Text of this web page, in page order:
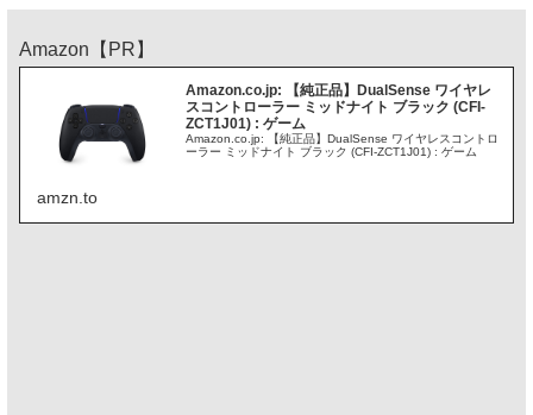
Amazon【PR】
Amazon.co.jp: 【純正品】DualSense ワイヤレ
スコントローラー ミッドナイト ブラック (CFI-
ZCT1J01) : ゲーム
Amazon.co.jp: 【純正品】DualSense ワイヤレスコントロ
ーラー ミッドナイト ブラック (CFI-ZCT1J01) : ゲーム
amzn.to